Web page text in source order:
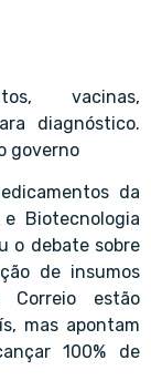
vacinas,
diagnóstico.
governo
da
e Biotecnologia
o debate sobre
de insumos
Correio estão
mas apontam
100% de